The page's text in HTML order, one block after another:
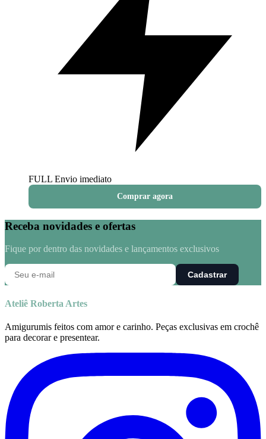
FULL Envio imediato
Comprar agora
Receba novidades e ofertas
Fique por dentro das novidades e lançamentos exclusivos
Cadastrar
Ateliê Roberta Artes
Amigurumis feitos com amor e carinho. Peças exclusivas em crochê
para decorar e presentear.